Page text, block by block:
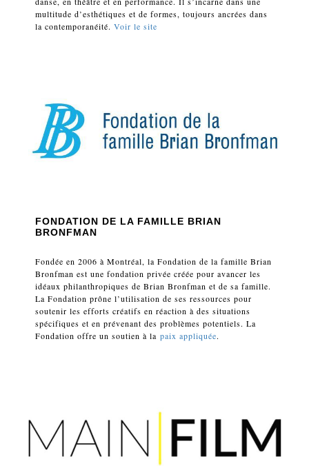
multitude d’esthétiques et de formes, toujours ancrées dans
la contemporanéité. Voir le site
FONDATION DE LA FAMILLE BRIAN
BRONFMAN
Fondée en 2006 à Montréal, la Fondation de la famille Brian
Bronfman est une fondation privée créée pour avancer les
idéaux philanthropiques de Brian Bronfman et de sa famille.
La Fondation prône l’utilisation de ses ressources pour
soutenir les efforts créatifs en réaction à des situations
spécifiques et en prévenant des problèmes potentiels. La
Fondation offre un soutien à la paix appliquée.